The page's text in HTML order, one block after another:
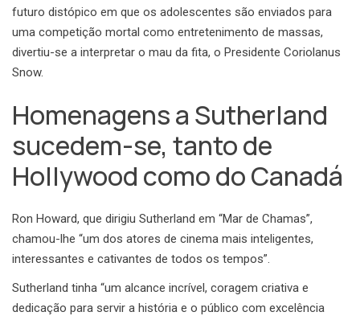
futuro distópico em que os adolescentes são enviados para
uma competição mortal como entretenimento de massas,
divertiu-se a interpretar o mau da fita, o Presidente Coriolanus
Snow.
Homenagens a Sutherland
sucedem-se, tanto de
Hollywood como do Canadá
Ron Howard, que dirigiu Sutherland em “Mar de Chamas”,
chamou-lhe “um dos atores de cinema mais inteligentes,
interessantes e cativantes de todos os tempos”.
Sutherland tinha “um alcance incrível, coragem criativa e
dedicação para servir a história e o público com excelência